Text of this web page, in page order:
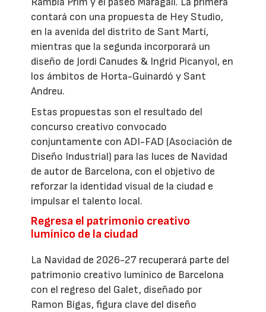
contará con una propuesta de Hey Studio,
en la avenida del distrito de Sant Martí,
mientras que la segunda incorporará un
diseño de Jordi Canudes & Ingrid Picanyol, en
los ámbitos de Horta-Guinardó y Sant
Andreu.
Estas propuestas son el resultado del
concurso creativo convocado
conjuntamente con ADI-FAD (Asociación de
Diseño Industrial) para las luces de Navidad
de autor de Barcelona, con el objetivo de
reforzar la identidad visual de la ciudad e
impulsar el talento local.
Regresa el patrimonio creativo
lumínico de la ciudad
La Navidad de 2026-27 recuperará parte del
patrimonio creativo lumínico de Barcelona
con el regreso del Galet, diseñado por
Ramon Bigas, figura clave del diseño